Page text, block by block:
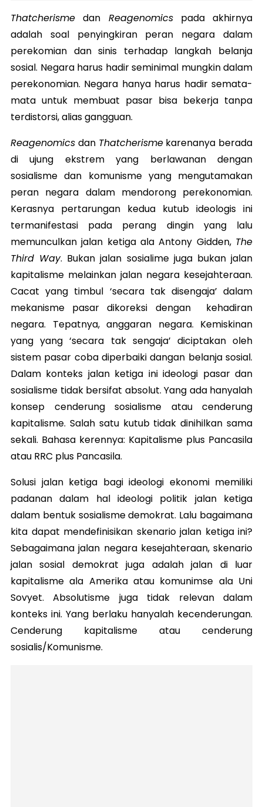
Thatcherisme dan Reagenomicspada akhirnya
adalah soal penyingkiran peran negara dalam
perekomian dan sinis terhadap langkah belanja
sosial. Negara harus hadir seminimal mungkin dalam
perekonomian. Negara hanya harus hadir semata-
mata untuk membuat pasar bisa bekerja tanpa
terdistorsi, alias gangguan.
Reagenomics dan Thatcherismekarenanya berada
di ujung ekstrem yang berlawanan dengan
sosialisme dan komunisme yang mengutamakan
peran negara dalam mendorong perekonomian.
Kerasnya pertarungan kedua kutub ideologis ini
termanifestasi pada perang dingin yang lalu
memunculkan jalan ketiga ala Antony Gidden, The
Third Way. Bukan jalan sosialime juga bukan jalan
kapitalisme melainkan jalan negara kesejahteraan.
Cacat yang timbul ‘secara tak disengaja’ dalam
mekanisme pasar dikoreksi dengan kehadiran
negara. Tepatnya, anggaran negara. Kemiskinan
yang yang ‘secara tak sengaja’ diciptakan oleh
sistem pasar coba diperbaiki dangan belanja sosial.
Dalam konteks jalan ketiga ini ideologi pasar dan
sosialisme tidak bersifat absolut. Yang ada hanyalah
konsep cenderung sosialisme atau cenderung
kapitalisme. Salah satu kutub tidak dinihilkan sama
sekali. Bahasa kerennya: Kapitalisme plus Pancasila
atau RRC plus Pancasila.
Solusi jalan ketiga bagi ideologi ekonomi memiliki
padanan dalam hal ideologi politik jalan ketiga
dalam bentuk sosialisme demokrat. Lalu bagaimana
kita dapat mendefinisikan skenario jalan ketiga ini?
Sebagaimana jalan negara kesejahteraan, skenario
jalan sosial demokrat juga adalah jalan di luar
kapitalisme ala Amerika atau komunimse ala Uni
Sovyet. Absolutisme juga tidak relevan dalam
konteks ini. Yang berlaku hanyalah kecenderungan.
Cenderung kapitalisme atau cenderung
sosialis/Komunisme.